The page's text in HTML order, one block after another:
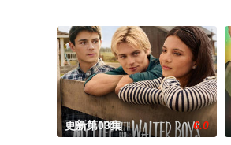
更新第03集 6.0